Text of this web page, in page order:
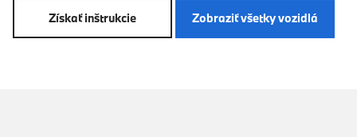
Získať inštrukcie Zobraziť všetky vozidlá